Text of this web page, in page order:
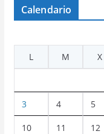
Calendario
L
M X
3 4 5
10 11 12